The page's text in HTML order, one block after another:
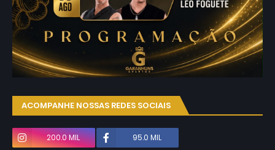
ACOMPANHE NOSSAS REDES SOCIAIS
200.0 MIL 95.0 MIL